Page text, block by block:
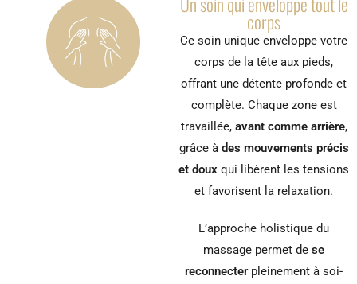
corps
Ce soin unique enveloppe votre
corps de la tête aux pieds,
offrant une détente profonde et
complète. Chaque zone est
travaillée, avant comme arrière,
grâce à des mouvements précis
et doux qui libèrent les tensions
et favorisent la relaxation.
L’approche holistique du
massage permet de se
reconnecterpleinement à soi-